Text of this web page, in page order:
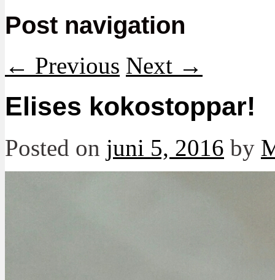
Post navigation
← Previous Next →
Elises kokostoppar!
Posted on juni 5, 2016 by